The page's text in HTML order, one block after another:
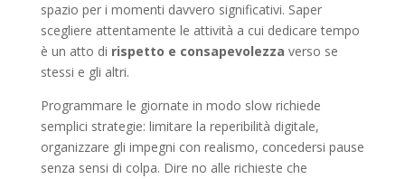
spazio per i momenti davvero significativi. Saper
scegliere attentamente le attività a cui dedicare tempo
è un atto di rispetto e consapevolezza verso se
stessi e gli altri.
Programmare le giornate in modo slow richiede
semplici strategie: limitare la reperibilità digitale,
organizzare gli impegni con realismo, concedersi pause
senza sensi di colpa. Dire no alle richieste che